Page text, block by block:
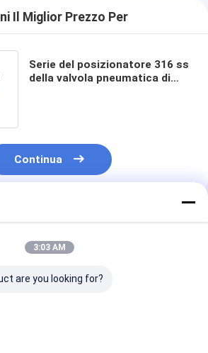
Il Miglior Prezzo Per
Serie del posizionatore 316 ss
della valvola pneumatica di
Continua
3:03 AM
are you looking for?